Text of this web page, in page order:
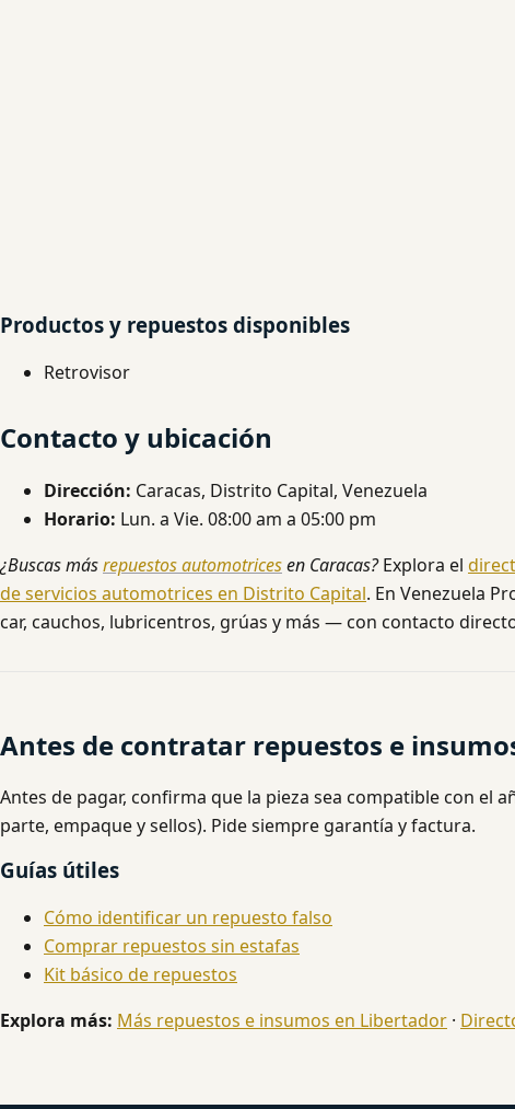
Productos y repuestos disponibles
Retrovisor
Contacto y ubicación
Dirección: Caracas, Distrito Capital, Venezuela
Horario: Lun. a Vie. 08:00 am a 05:00 pm
¿Buscas másrepuestos automotricesen Caracas?Explora el
de servicios automotrices en Distrito Capital. En Venezuela
car, cauchos, lubricentros, grúas y más — con contacto
Antes de contratar repuestos e
Antes de pagar, confirma que la pieza sea compatible con el
parte, empaque y sellos). Pide siempre garantía y factura.
Guías útiles
Cómo identificar un repuesto falso
Comprar repuestos sin estafas
Kit básico de repuestos
Explora más: Más repuestos e insumos en Libertador ·